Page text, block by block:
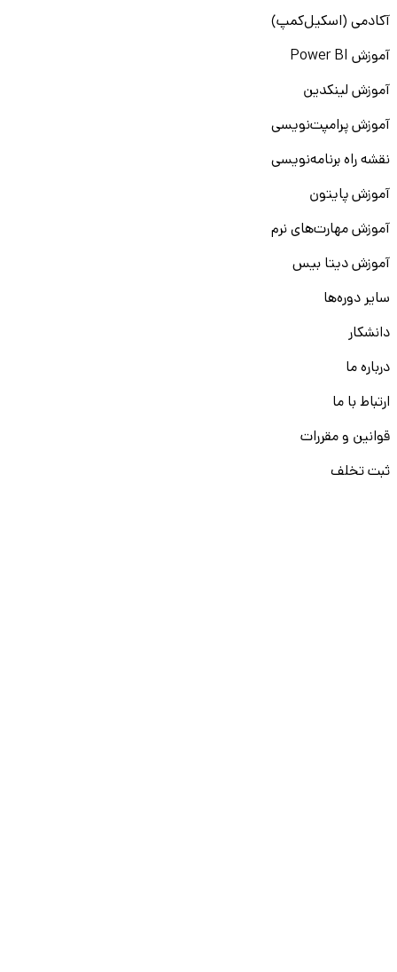
آکادمی (اسکیل‌کمپ)
آموزش Power BI
آموزش لینکدین
آموزش پرامپت‌نویسی
نقشه راه برنامه‌نویسی
آموزش پایتون
آموزش مهارت‌های نرم
آموزش دیتا بیس
سایر دوره‌ها
دانشکار
درباره ما
ارتباط با ما
قوانین و مقررات
ثبت تخلف